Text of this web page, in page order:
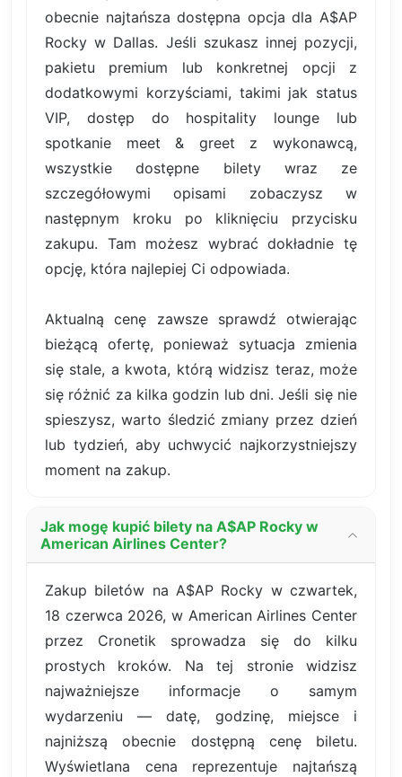
obecnie najtańsza dostępna opcja dla A$AP
Rocky w Dallas. Jeśli szukasz innej pozycji,
pakietu premium lub konkretnej opcji z
dodatkowymi korzyściami, takimi jak status
VIP, dostęp do hospitality lounge lub
spotkanie meet & greet z wykonawcą,
wszystkie dostępne bilety wraz ze
szczegółowymi opisami zobaczysz w
następnym kroku po kliknięciu przycisku
zakupu. Tam możesz wybrać dokładnie tę
opcję, która najlepiej Ci odpowiada.
Aktualną cenę zawsze sprawdź otwierając
bieżącą ofertę, ponieważ sytuacja zmienia
się stale, a kwota, którą widzisz teraz, może
się różnić za kilka godzin lub dni. Jeśli się nie
spieszysz, warto śledzić zmiany przez dzień
lub tydzień, aby uchwycić najkorzystniejszy
moment na zakup.
Jak mogę kupić bilety na A$AP Rocky w
American Airlines Center?
Zakup biletów na A$AP Rocky w czwartek,
18 czerwca 2026, w American Airlines Center
przez Cronetik sprowadza się do kilku
prostych kroków. Na tej stronie widzisz
najważniejsze informacje o samym
wydarzeniu — datę, godzinę, miejsce i
najniższą obecnie dostępną cenę biletu.
Wyświetlana cena reprezentuje najtańszą